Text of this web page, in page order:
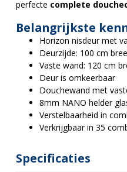
perfecte complete
Belangrijkste
Horizon nisdeur met
Deurzijde: 100 cm
Vaste wand: 120 cm
Deur is omkeerbaar
Douchewand met
8mm NANO helder
Verstelbaarheid in
Verkrijgbaar in 35
Specificaties